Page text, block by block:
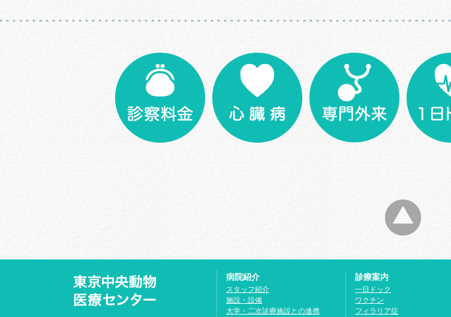
病院紹介
スタッフ紹介
施設・設備
大学・二次診療施設との連携
診療案内
一日ドック
ワクチン
フィラリア症